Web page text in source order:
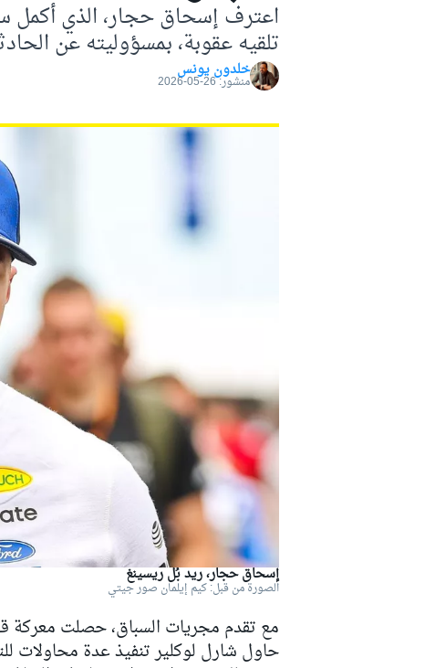
موتو جي بي
دبليو آر سي
اعترف إسحاق حجار، الذي أكمل
تلقيه عقوبة، بمسؤوليته عن
خلدون يونس
منشور:26-05-2026
إسحاق حجار، ريد بُل ريسينغ
الصورة من قبل: كيم إيلمان صور جيتي
مع تقدم مجريات السباق، حصلت معركة
حاول شارل لوكلير تنفيذ عدة محاولات